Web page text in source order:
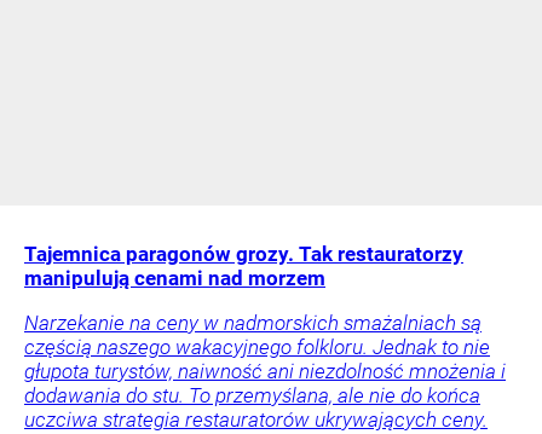
Tajemnica paragonów grozy. Tak restauratorzy
manipulują cenami nad morzem
Narzekanie na ceny w nadmorskich smażalniach są
częścią naszego wakacyjnego folkloru. Jednak to nie
głupota turystów, naiwność ani niezdolność mnożenia i
dodawania do stu. To przemyślana, ale nie do końca
uczciwa strategia restauratorów ukrywających ceny.